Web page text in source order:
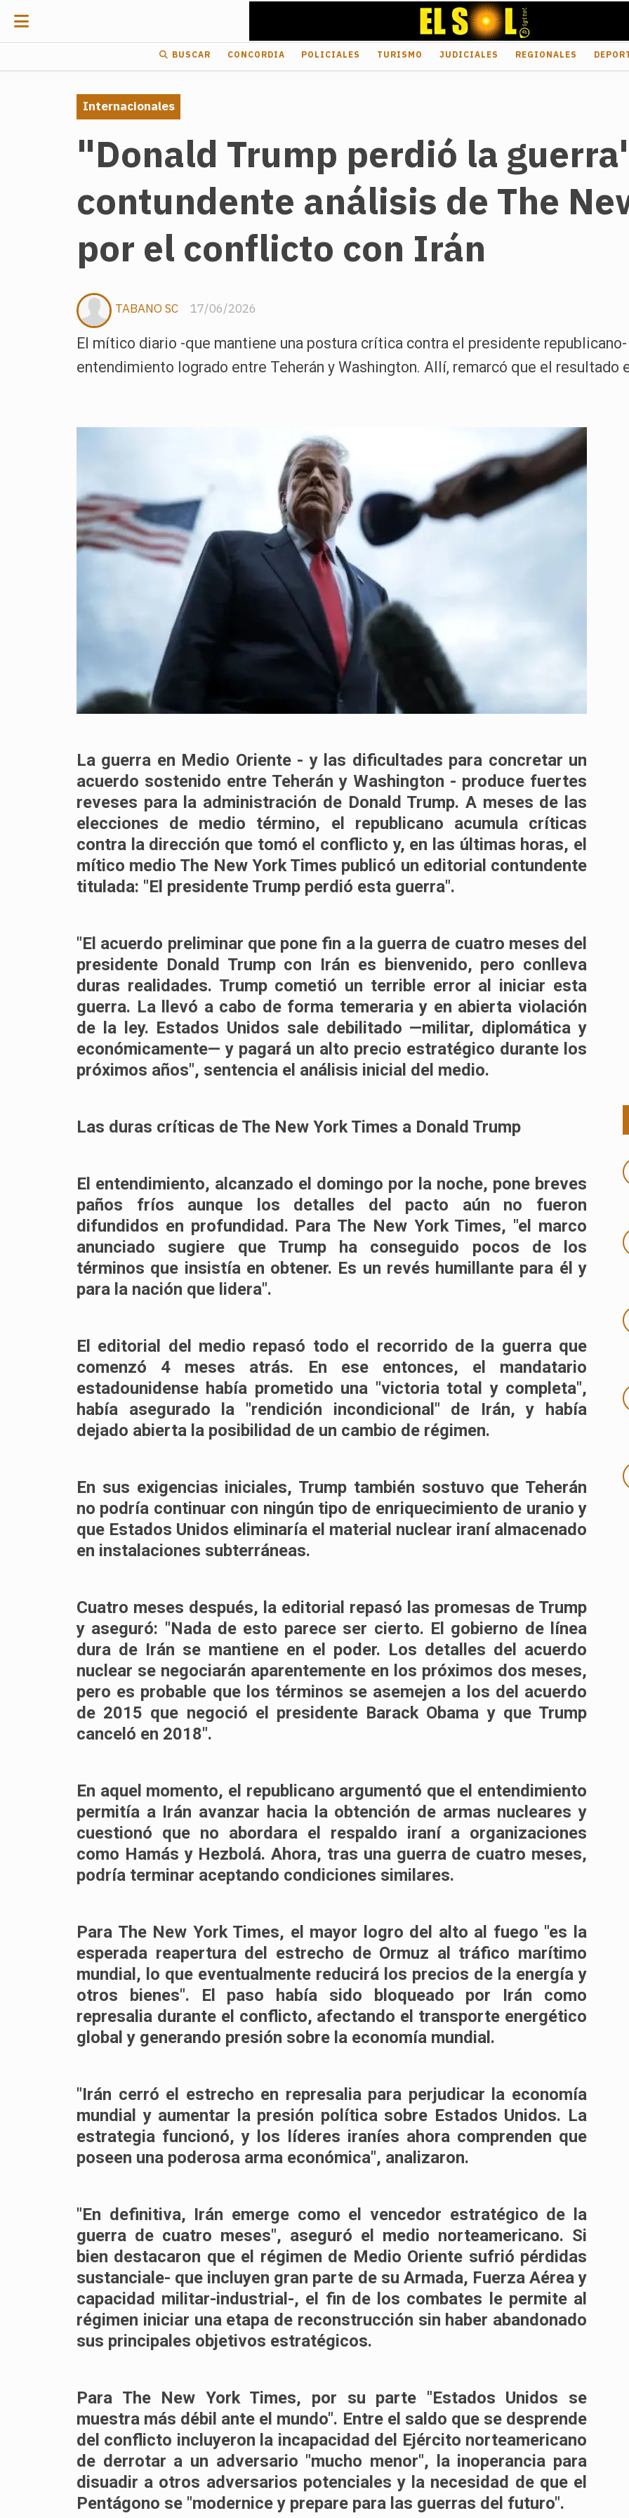
BUSCAR CONCORDIA POLICIALES TURISMO JUDICIALES REGIONALES
"Donald Trump perdió la
contundente análisis de The
por el conflicto con Irán
El mítico diario -que mantiene una postura crítica contra el presidente
entendimiento logrado entre Teherán y Washington. Allí, remarcó que el resultado
Internacionales
17/06/2026
TABANO SC
La guerra en Medio Oriente - y las dificultades para concretar un
acuerdo sostenido entre Teherán y Washington - produce fuertes
reveses para la administración de Donald Trump. A meses de las
elecciones de medio término, el republicano acumula críticas
contra la dirección que tomó el conflicto y, en las últimas horas, el
mítico medio The New York Times publicó un editorial contundente
titulada: "El presidente Trump perdió esta guerra".
"El acuerdo preliminar que pone fin a la guerra de cuatro meses del
presidente Donald Trump con Irán es bienvenido, pero conlleva
duras realidades. Trump cometió un terrible error al iniciar esta
guerra. La llevó a cabo de forma temeraria y en abierta violación
de la ley. Estados Unidos sale debilitado —militar, diplomática y
económicamente— y pagará un alto precio estratégico durante los
próximos años", sentencia el análisis inicial del medio.
Las duras críticas de The New York Times a Donald Trump
El entendimiento, alcanzado el domingo por la noche, pone breves
paños fríos aunque los detalles del pacto aún no fueron
difundidos en profundidad. Para The New York Times, "el marco
anunciado sugiere que Trump ha conseguido pocos de los
términos que insistía en obtener. Es un revés humillante para él y
para la nación que lidera".
El editorial del medio repasó todo el recorrido de la guerra que
comenzó 4 meses atrás. En ese entonces, el mandatario
estadounidense había prometido una "victoria total y completa",
había asegurado la "rendición incondicional" de Irán, y había
dejado abierta la posibilidad de un cambio de régimen.
En sus exigencias iniciales, Trump también sostuvo que Teherán
no podría continuar con ningún tipo de enriquecimiento de uranio y
que Estados Unidos eliminaría el material nuclear iraní almacenado
en instalaciones subterráneas.
Cuatro meses después, la editorial repasó las promesas de Trump
y aseguró: "Nada de esto parece ser cierto. El gobierno de línea
dura de Irán se mantiene en el poder. Los detalles del acuerdo
nuclear se negociarán aparentemente en los próximos dos meses,
pero es probable que los términos se asemejen a los del acuerdo
de 2015 que negoció el presidente Barack Obama y que Trump
canceló en 2018".
En aquel momento, el republicano argumentó que el entendimiento
permitía a Irán avanzar hacia la obtención de armas nucleares y
cuestionó que no abordara el respaldo iraní a organizaciones
como Hamás y Hezbolá. Ahora, tras una guerra de cuatro meses,
podría terminar aceptando condiciones similares.
Para The New York Times, el mayor logro del alto al fuego "es la
esperada reapertura del estrecho de Ormuz al tráfico marítimo
mundial, lo que eventualmente reducirá los precios de la energía y
otros bienes". El paso había sido bloqueado por Irán como
represalia durante el conflicto, afectando el transporte energético
global y generando presión sobre la economía mundial.
"Irán cerró el estrecho en represalia para perjudicar la economía
mundial y aumentar la presión política sobre Estados Unidos. La
estrategia funcionó, y los líderes iraníes ahora comprenden que
poseen una poderosa arma económica", analizaron.
"En definitiva, Irán emerge como el vencedor estratégico de la
guerra de cuatro meses", aseguró el medio norteamericano. Si
bien destacaron que el régimen de Medio Oriente sufrió pérdidas
sustanciale- que incluyen gran parte de su Armada, Fuerza Aérea y
capacidad militar-industrial-, el fin de los combates le permite al
régimen iniciar una etapa de reconstrucción sin haber abandonado
sus principales objetivos estratégicos.
Para The New York Times, por su parte "Estados Unidos se
muestra más débil ante el mundo". Entre el saldo que se desprende
del conflicto incluyeron la incapacidad del Ejército norteamericano
de derrotar a un adversario "mucho menor", la inoperancia para
disuadir a otros adversarios potenciales y la necesidad de que el
Pentágono se "modernice y prepare para las guerras del futuro".